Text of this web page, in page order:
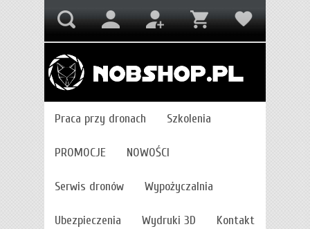
Praca przy dronach Szkolenia
PROMOCJE NOWOŚCI
Serwis dronów Wypożyczalnia
Ubezpieczenia Wydruki 3D Kontakt